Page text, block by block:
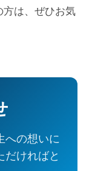
方は、ぜひお気
への想いに
だければと